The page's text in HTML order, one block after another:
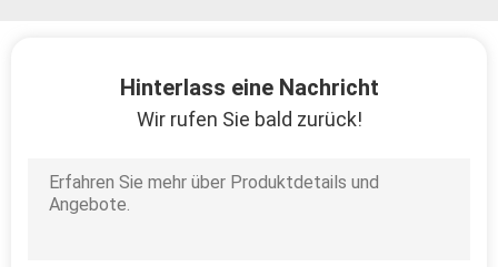
PRIVACYHinterlass eine Nachricht
Wir rufen Sie bald zurück!